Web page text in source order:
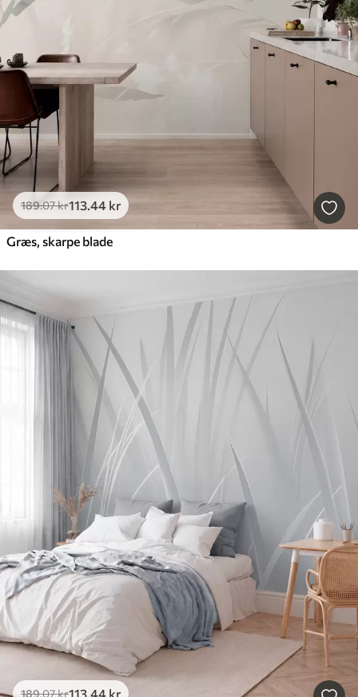
189.07kr113.44 kr
Græs, skarpe blade
189.07kr113.44 kr